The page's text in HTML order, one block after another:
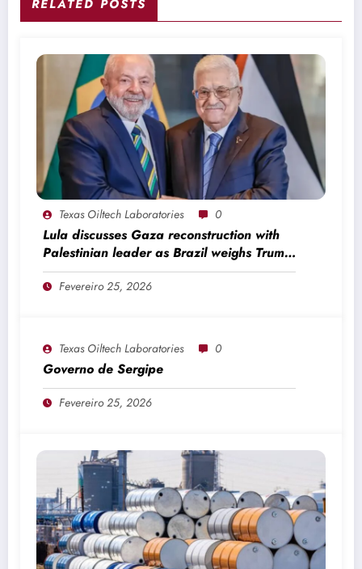
RELATED POSTS
Texas Oiltech Laboratories 0
Lula discusses Gaza reconstruction with
Palestinian leader as Brazil weighs Trump
invitation
Fevereiro 25, 2026
Texas Oiltech Laboratories 0
Governo de Sergipe
Fevereiro 25, 2026